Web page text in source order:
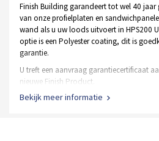
Finish Building garandeert tot wel 40
van onze profielplaten en
wand als u uw loods uitvoert in HPS200
optie is een Polyester coating, dit is
garantie.
U treft een aanvraag garantiecertificaat
nieuwe Finish Product.
De staal frame constructie heeft een
Bekijk meer informatie